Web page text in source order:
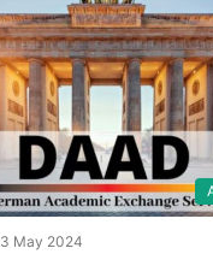
May 2024